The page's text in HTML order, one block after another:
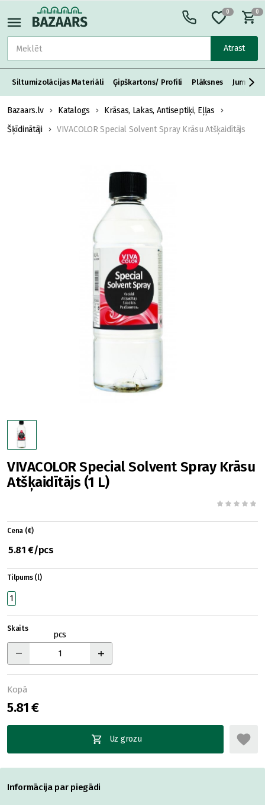
Atrast
0 0
Siltumizolācijas Materiāli Ģipškartons/ Profili Plāksnes Jumta
Bazaars.lv Katalogs
Krāsas, Lakas, Antiseptiķi, Eļļas
Šķīdinātāji
VIVACOLOR Special Solvent Spray Krāsu Atšķaidītājs
VIVACOLOR Special Solvent Spray Krāsu
Atšķaidītājs (1 L)
Cena (€)
5.81 €/pcs
Tilpums (l)
1
Skaits
pcs
Kopā
5.81 €
Uz grozu
Informācija par piegādi